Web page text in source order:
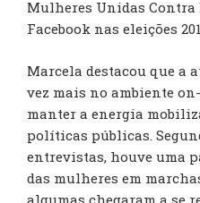
Mulheres Unidas Contra
Facebook nas eleições
Marcela destacou que a
vez mais no ambiente
manter a energia
políticas públicas.
entrevistas, houve uma
das mulheres em
algumas chegaram a se